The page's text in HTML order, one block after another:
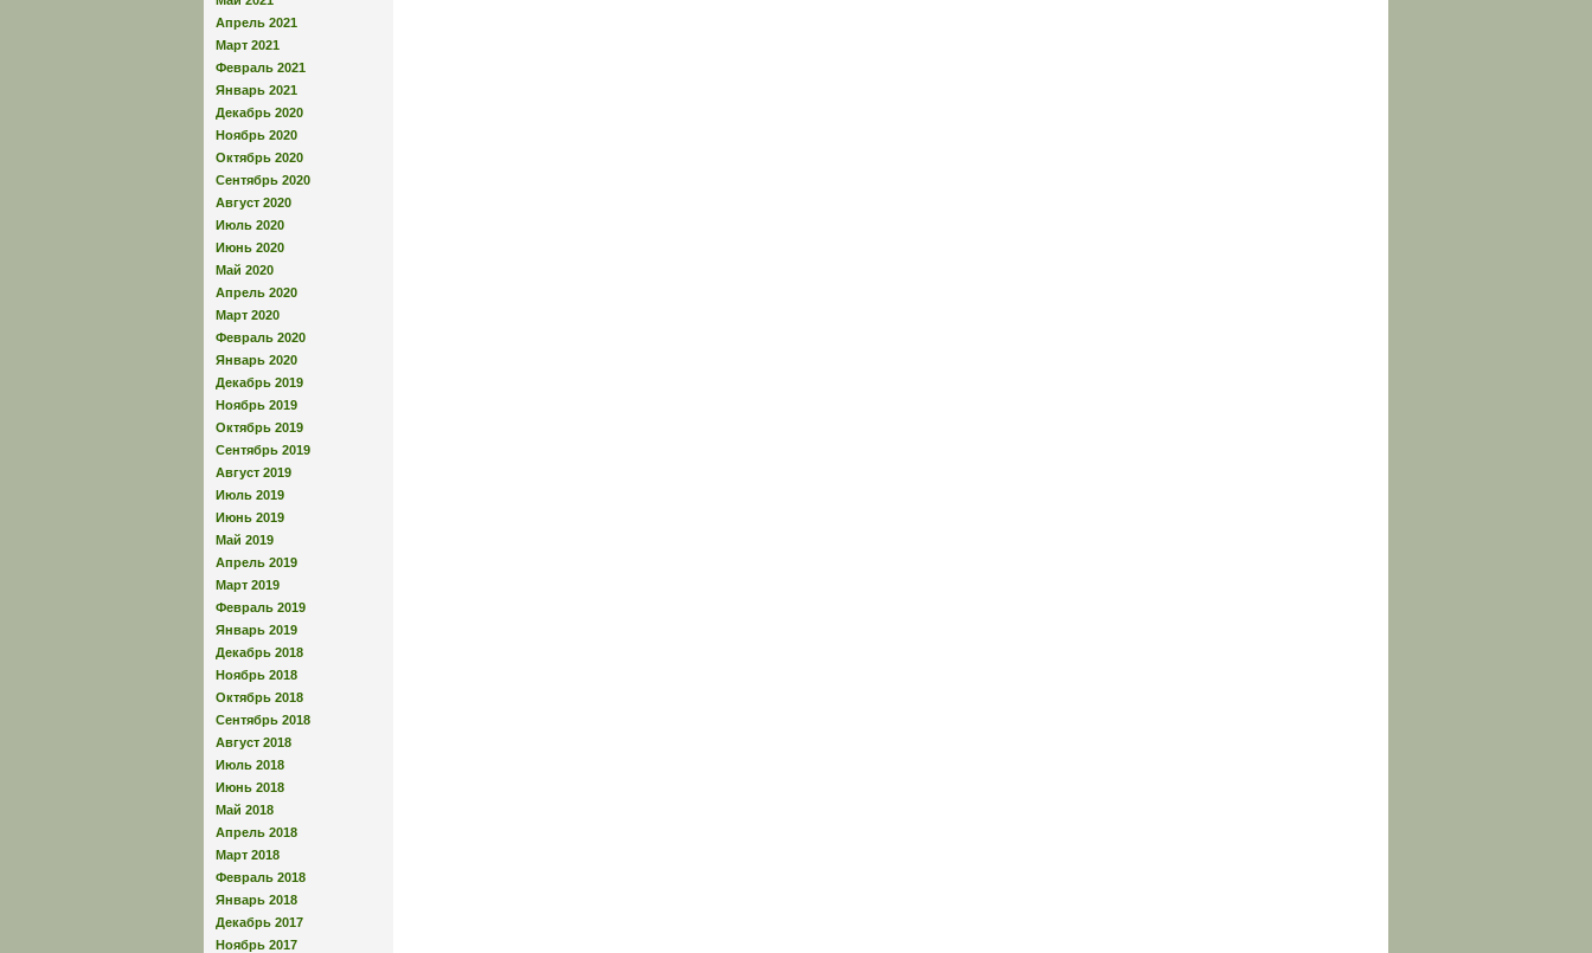
Апрель 2021
Март 2021
Февраль 2021
Январь 2021
Декабрь 2020
Ноябрь 2020
Октябрь 2020
Сентябрь 2020
Август 2020
Июль 2020
Июнь 2020
Май 2020
Апрель 2020
Март 2020
Февраль 2020
Январь 2020
Декабрь 2019
Ноябрь 2019
Октябрь 2019
Сентябрь 2019
Август 2019
Июль 2019
Июнь 2019
Май 2019
Апрель 2019
Март 2019
Февраль 2019
Январь 2019
Декабрь 2018
Ноябрь 2018
Октябрь 2018
Сентябрь 2018
Август 2018
Июль 2018
Июнь 2018
Май 2018
Апрель 2018
Март 2018
Февраль 2018
Январь 2018
Декабрь 2017
Ноябрь 2017